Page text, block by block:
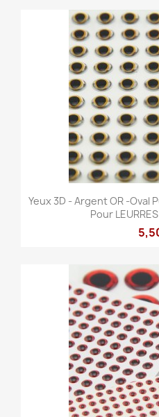
Yeux 3D - Argent OR -Oval
Pour